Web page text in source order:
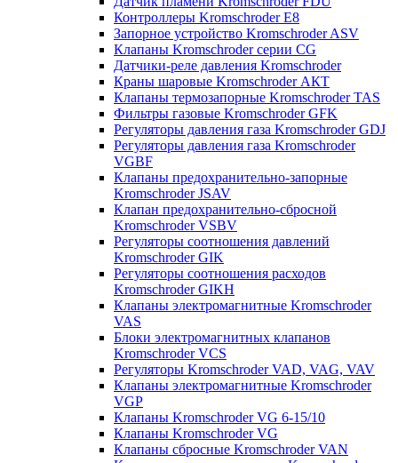
Контроллеры Kromschroder E8
Запорное устройство Kromschroder ASV
Клапаны Kromschroder серии CG
Датчики-реле давления Kromschroder
Краны шаровые Kromschroder АКТ
Клапаны термозапорные Kromschroder TAS
Фильтры газовые Kromschroder GFK
Регуляторы давления газа Kromschroder GDJ
Регуляторы давления газа Kromschroder
VGBF
Клапаны предохранительно-запорные
Kromschroder JSAV
Клапан предохранительно-сбросной
Kromschroder VSBV
Регуляторы соотношения давлений
Kromschroder GIK
Регуляторы соотношения расходов
Kromschroder GIKH
Клапаны электромагнитные Kromschroder
VAS
Блоки электромагнитных клапанов
Kromschroder VCS
Регуляторы Kromschroder VAD, VAG, VAV
Клапаны электромагнитные Kromschroder
VGP
Клапаны Kromschroder VG 6-15/10
Клапаны Kromschroder VG
Клапаны сбросные Kromschroder VAN